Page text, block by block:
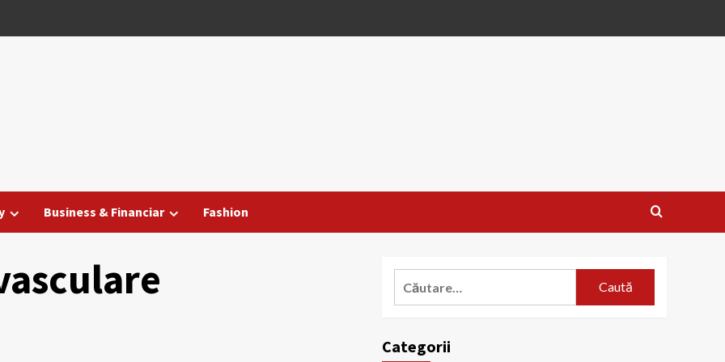
Business & Financiar Fashion
Categorii